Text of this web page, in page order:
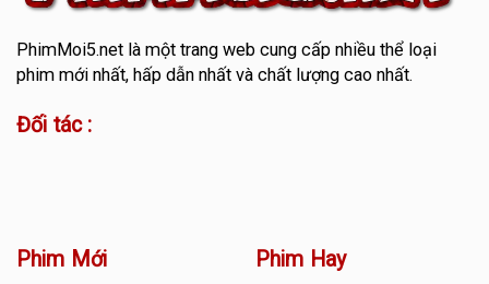
PhimMoi5.netlà một trang web cung cấp nhiều thể loại
phim mới nhất, hấp dẫn nhất và chất lượng cao nhất.
Đối tác :
Phim Mới Phim Hay